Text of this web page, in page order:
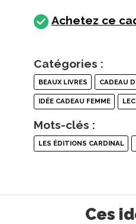
Achetez ce
Catégories :
BEAUX LIVRES CADEAU
IDÉE CADEAU FEMME
Mots-clés :
LES ÉDITIONS CARDINAL
Ces